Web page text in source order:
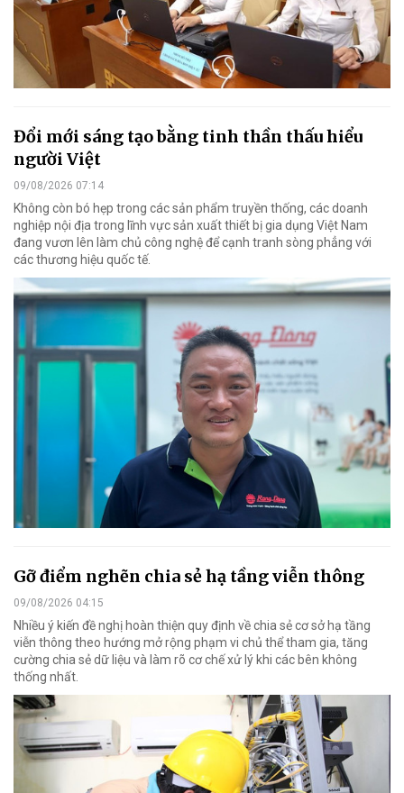
Đổi mới sáng tạo bằng tinh thần thấu hiểu
người Việt
09/08/2026 07:14
Không còn bó hẹp trong các sản phẩm truyền thống, các doanh
nghiệp nội địa trong lĩnh vực sản xuất thiết bị gia dụng Việt Nam
đang vươn lên làm chủ công nghệ để cạnh tranh sòng phẳng với
các thương hiệu quốc tế.
Gỡ điểm nghẽn chia sẻ hạ tầng viễn thông
09/08/2026 04:15
Nhiều ý kiến đề nghị hoàn thiện quy định về chia sẻ cơ sở hạ tầng
viễn thông theo hướng mở rộng phạm vi chủ thể tham gia, tăng
cường chia sẻ dữ liệu và làm rõ cơ chế xử lý khi các bên không
thống nhất.